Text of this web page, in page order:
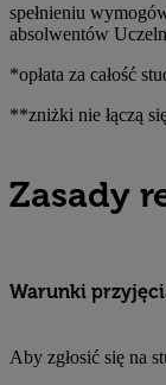
spełnieniu
absolwentów
*opłata za całość
**zniżki nie łączą
Zasady
Warunki
Aby zgłosić się na